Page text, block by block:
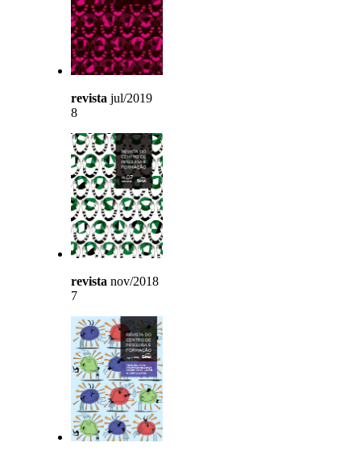
revista jul/2019
8
revista nov/2018
7